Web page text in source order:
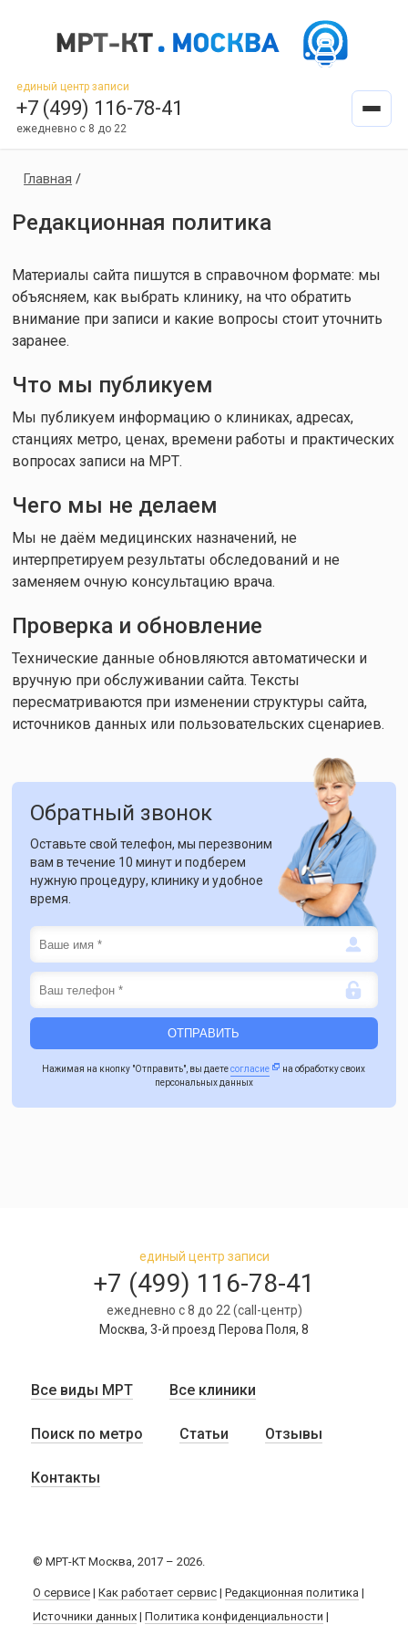
единый центр записи
+7 (499) 116-78-41
ежедневно с 8 до 22
Главная /
Редакционная политика
Материалы сайта пишутся в справочном формате: мы
объясняем, как выбрать клинику, на что обратить
внимание при записи и какие вопросы стоит уточнить
заранее.
Что мы публикуем
Мы публикуем информацию о клиниках, адресах,
станциях метро, ценах, времени работы и практических
вопросах записи на МРТ.
Чего мы не делаем
Мы не даём медицинских назначений, не
интерпретируем результаты обследований и не
заменяем очную консультацию врача.
Проверка и обновление
Технические данные обновляются автоматически и
вручную при обслуживании сайта. Тексты
пересматриваются при изменении структуры сайта,
источников данных или пользовательских сценариев.
Обратный звонок
Оставьте свой телефон, мы перезвоним
вам в течение 10 минут и подберем
нужную процедуру, клинику и удобное
время.
Нажимая на кнопку "Отправить", вы даетесогласие
на обработку своих
персональных данных
единый центр записи
+7 (499) 116-78-41
ежедневно с 8 до 22 (call-центр)
Москва, 3-й проезд Перова Поля, 8
Все виды МРТ Все клиники
Поиск по метро Статьи Отзывы
Контакты
© МРТ-КТ Москва, 2017 – 2026.
О сервисе| Как работает сервис| Редакционная политика |
Источники данных| Политика конфиденциальности |